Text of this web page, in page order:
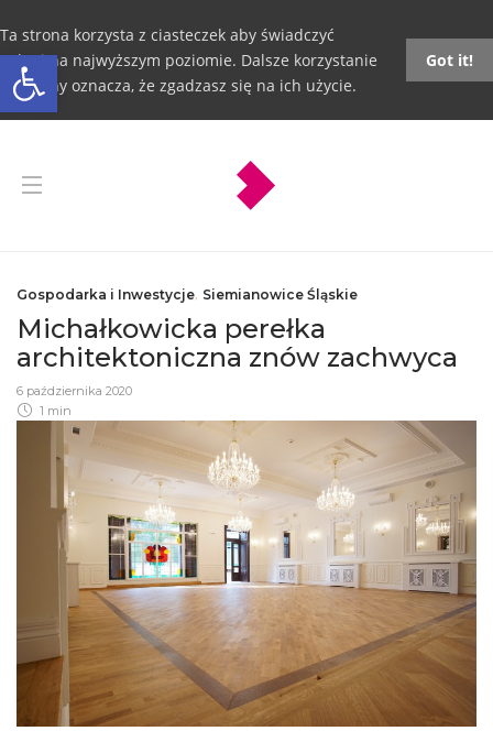
Otwórz pasek narzędzi
Ta strona korzysta z ciasteczek aby świadczyć
usługi na najwyższym poziomie. Dalsze korzystanie
ze strony oznacza, że zgadzasz się na ich użycie.
Got it!
Gospodarka i Inwestycje, Siemianowice Śląskie
Michałkowicka perełka
architektoniczna znów zachwyca
6 października 2020
1 min